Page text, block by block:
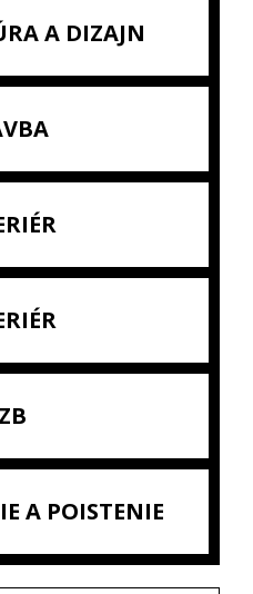
A DIZAJN
A POISTENIE